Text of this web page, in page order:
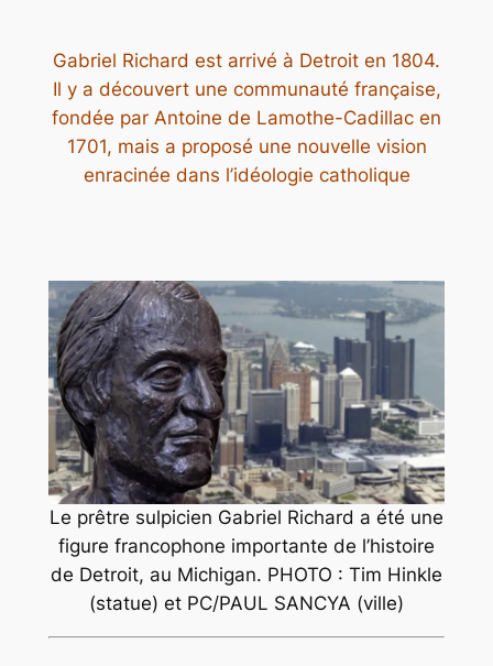
Gabriel Richard est arrivé à Detroit en 1804.
Il y a découvert une communauté française,
fondée par Antoine de Lamothe-Cadillac en
1701, mais a proposé une nouvelle vision
enracinée dans l’idéologie catholique
Le prêtre sulpicien Gabriel Richard a été une
figure francophone importante de l’histoire
de Detroit, au Michigan. PHOTO : Tim Hinkle
(statue) et PC/PAUL SANCYA (ville)